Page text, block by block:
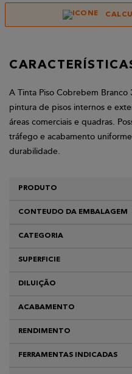
A Tinta Piso Cobrebem Branco
pintura de pisos internos e
áreas comerciais e quadras.
tráfego e acabamento
durabilidade.
PRODUTO
CONTEUDO DA EMBALAGEM
CATEGORIA
SUPERFICIE
DILUIÇÃO
ACABAMENTO
RENDIMENTO
FERRAMENTAS INDICADAS